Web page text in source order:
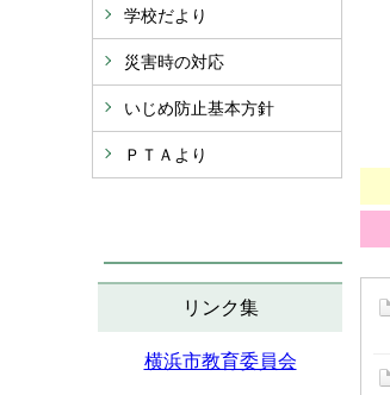
学校だより
災害時の対応
いじめ防止基本方針
ＰＴＡより
リンク集
横浜市教育委員会